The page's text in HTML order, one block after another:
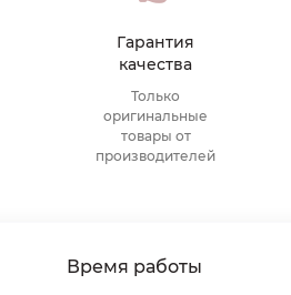
Гарантия
качества
Только
оригинальные
товары от
производителей
Время работы